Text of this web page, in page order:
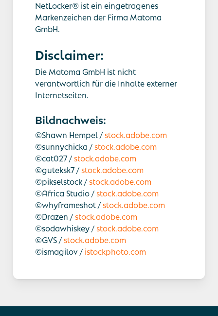
NetLocker® ist ein eingetragenes
Markenzeichen der Firma Matoma
GmbH.
Disclaimer:
Die Matoma GmbH ist nicht
verantwortlich für die Inhalte externer
Internetseiten.
Bildnachweis:
©Shawn Hempel /stock.adobe.com
©sunnychicka /stock.adobe.com
©cat027 /stock.adobe.com
©guteksk7 /stock.adobe.com
©pikselstock /stock.adobe.com
©Africa Studio /stock.adobe.com
©whyframeshot /stock.adobe.com
©Drazen /stock.adobe.com
©sodawhiskey /stock.adobe.com
©GVS /stock.adobe.com
©ismagilov / istockphoto.com